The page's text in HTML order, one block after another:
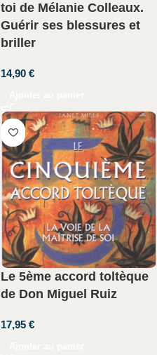
toi de Mélanie Colleaux.
Guérir ses blessures et
briller
14,90 €
Le 5ème accord toltèque
de Don Miguel Ruiz
17,95 €